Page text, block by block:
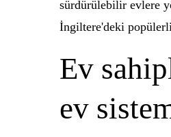
sürdürülebilir evlere
İngiltere'deki
Ev
ev